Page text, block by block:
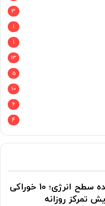
3
1
1
13
5
10
6
4
غذاهای طبیعی افزایش دهنده سطح انرژی؛ 10 خوراکی
تمرکز روزانه